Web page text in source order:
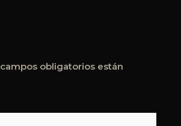
obligatorios están